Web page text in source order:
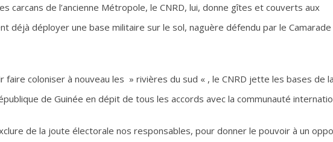
carcans de l’ancienne Métropole, le CNRD, lui, donne gîtes et couverts aux
déjà déployer une base militaire sur le sol, naguère défendu par le Camarade
coloniser à nouveau les » rivières du sud « , le CNRD jette les bases de la
de Guinée en dépit de tous les accords avec la communauté
de la joute électorale nos responsables, pour donner le pouvoir à un